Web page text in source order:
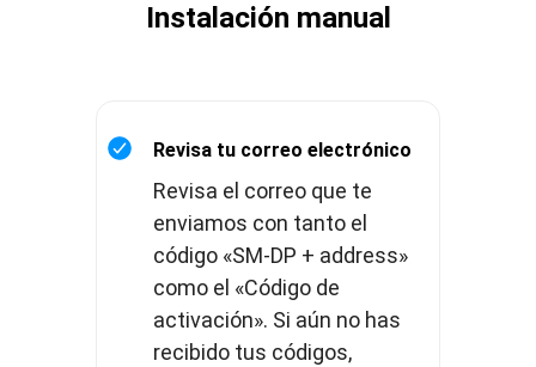
Instalación manual
Revisa tu correo electrónico
Revisa el correo que te
enviamos con tanto el
código «SM-DP + address»
como el «Código de
activación». Si aún no has
recibido tus códigos,